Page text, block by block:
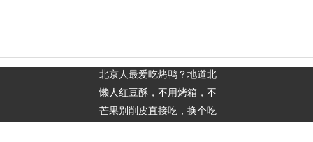
北京人最爱吃烤鸭？地道北
懒人红豆酥，不用烤箱，不
芒果别削皮直接吃，换个吃